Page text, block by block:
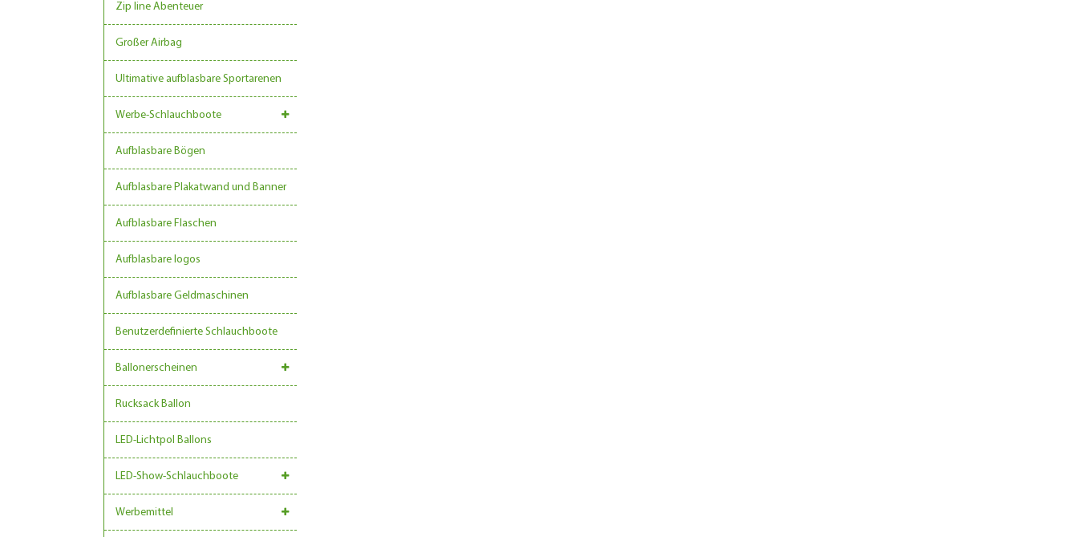
Zip line Abenteuer
Großer Airbag
Ultimative aufblasbare Sportarenen
Werbe-Schlauchboote
Aufblasbare Bögen
Aufblasbare Plakatwand und Banner
Aufblasbare Flaschen
Aufblasbare logos
Aufblasbare Geldmaschinen
Benutzerdefinierte Schlauchboote
Ballonerscheinen
Rucksack Ballon
LED-Lichtpol Ballons
LED-Show-Schlauchboote
Werbemittel